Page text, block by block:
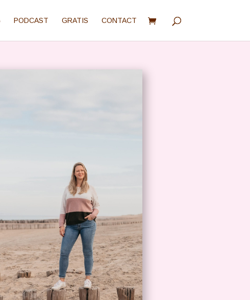
PODCAST GRATIS CONTACT